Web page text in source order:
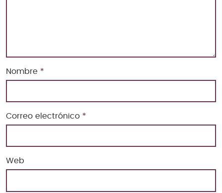
Nombre *
Correo electrónico *
Web